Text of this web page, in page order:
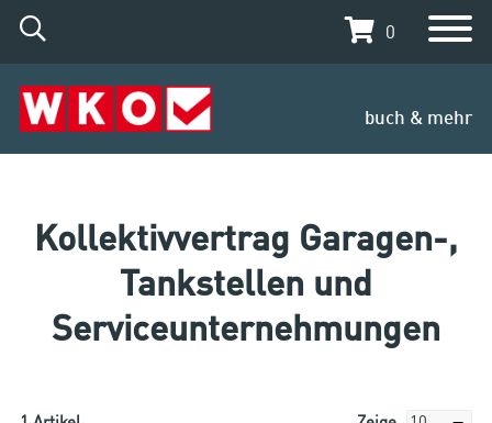
0
buch & mehr
Kollektivvertrag Garagen-,
Tankstellen und
Serviceunternehmungen